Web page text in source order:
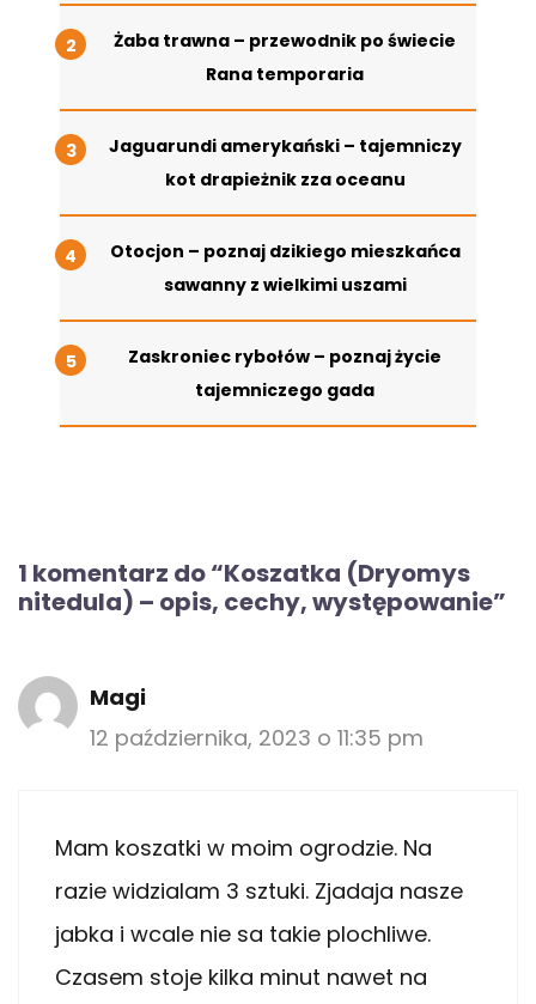
Żaba trawna – przewodnik po świecie
Rana temporaria
Jaguarundi amerykański – tajemniczy
kot drapieżnik zza oceanu
Otocjon – poznaj dzikiego mieszkańca
sawanny z wielkimi uszami
Zaskroniec rybołów – poznaj życie
tajemniczego gada
1 komentarz do “Koszatka (Dryomys
nitedula) – opis, cechy, występowanie”
Magi
12 października, 2023 o 11:35 pm
Mam koszatki w moim ogrodzie. Na
razie widzialam 3 sztuki. Zjadaja nasze
jabka i wcale nie sa takie plochliwe.
Czasem stoje kilka minut nawet na